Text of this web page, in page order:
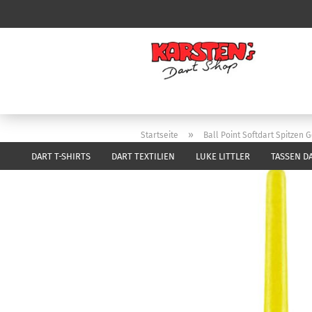
DART T-SHIRTS DART TEXTILIEN LUKE LITTLER TASSEN
Startseite » Ball Point Softdart Spitzen